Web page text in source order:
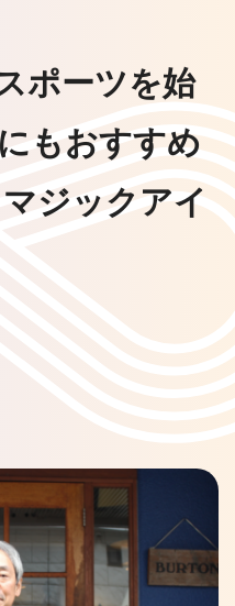
ポーツを始
もおすすめ
ジックアイ